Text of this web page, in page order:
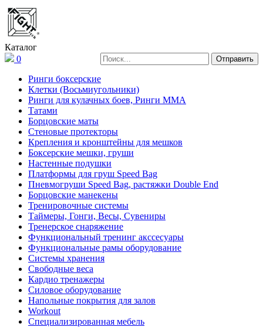
Каталог
0
Ринги боксерские
Клетки (Восьмиугольники)
Ринги для кулачных боев, Ринги ММА
Татами
Борцовские маты
Стеновые протекторы
Крепления и кронштейны для мешков
Боксерские мешки, груши
Настенные подушки
Платформы для груш Speed Bag
Пневмогруши Speed Bag, растяжки Double End
Борцовские манекены
Тренировочные системы
Таймеры, Гонги, Весы, Сувениры
Тренерское снаряжение
Функциональный тренинг акссесуары
Функциональные рамы оборудование
Системы хранения
Свободные веса
Кардио тренажеры
Силовое оборудование
Напольные покрытия для залов
Workout
Специализированная мебель